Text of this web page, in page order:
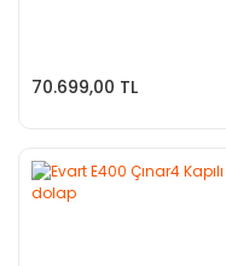
70.699,00 TL